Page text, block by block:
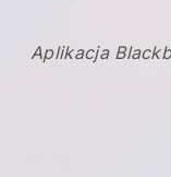
Aplikacja